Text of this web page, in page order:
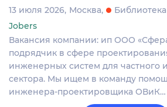
13 июля 2026 Москва
Jobers
Вакансия компании: ип ООО
подрядчик в сфере
инженерных систем для частного
сектора. Мы ищем в команду
инженера‑проектировщика ОВиК…